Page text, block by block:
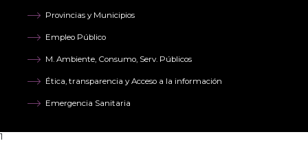
Provincias y Municipios
Empleo Público
M. Ambiente, Consumo, Serv. Públicos
Ética, transparencia y Acceso a la información
Emergencia Sanitaria
1